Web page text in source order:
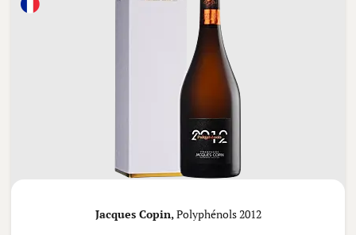
Jacques Copin, Polyphénols 2012